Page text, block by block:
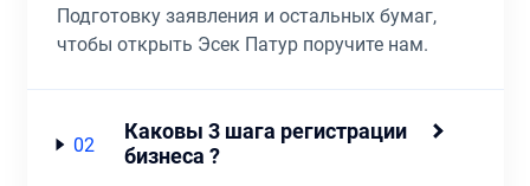
Подготовку заявления и остальных бумаг,
чтобы открыть Эсек Патур поручите нам.
02
Каковы 3 шага регистрации
бизнеса ?